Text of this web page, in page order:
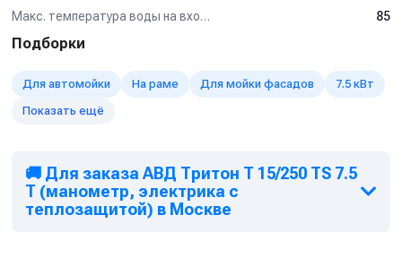
Турбофреза
Система пескоструй
легкого типа так и грузового.
абразива
Мойка котлов, теплообменников, испарителей и другого
оборудования от отложений и накипи
Макс. температура воды на входе (°C)
85
Подборки
Для автомойки На раме Для мойки фасадов
7.5 кВт
Показать ещё
🚚 Для заказа АВД Тритон Т 15/250 TS 7.5
Т (манометр, электрика с
теплозащитой) в Москве